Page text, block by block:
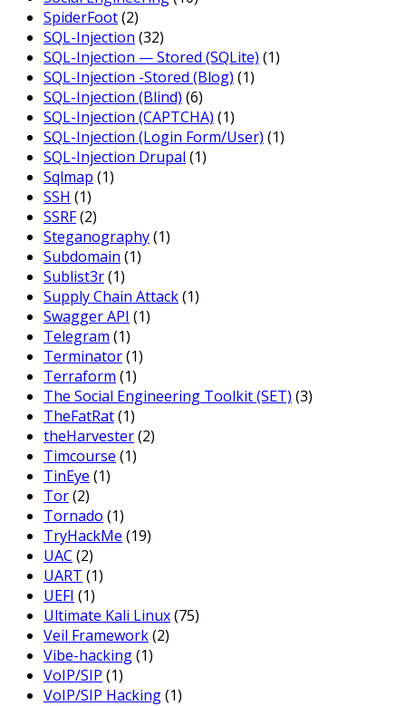
SpiderFoot(2)
SQL-Injection (32)
SQL-Injection — Stored (SQLite) (1)
SQL-Injection -Stored (Blog) (1)
SQL-Injection (Blind) (6)
SQL-Injection (CAPTCHA) (1)
SQL-Injection (Login Form/User) (1)
SQL-Injection Drupal (1)
Sqlmap (1)
SSH (1)
SSRF(2)
Steganography(1)
Subdomain (1)
Sublist3r(1)
Supply Chain Attack(1)
Swagger API (1)
Telegram (1)
Terminator(1)
Terraform (1)
The Social Engineering Toolkit (SET) (3)
TheFatRat(1)
theHarvester(2)
Timcourse (1)
TinEye (1)
Tor(2)
Tornado (1)
TryHackMe (19)
UAC (2)
UART (1)
UEFI (1)
Ultimate Kali Linux(75)
Veil Framework(2)
Vibe-hacking(1)
VoIP/SIP (1)
VoIP/SIP Hacking(1)